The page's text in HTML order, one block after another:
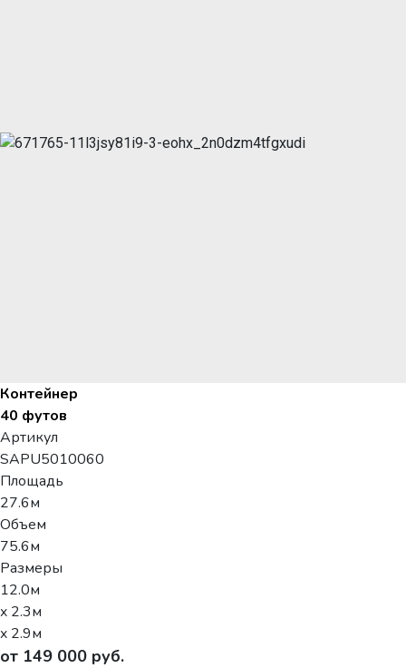
Контейнер
40 футов
Артикул
SAPU5010060
Площадь
27.6м
Объем
75.6м
Размеры
12.0м
x 2.3м
x 2.9м
от 149 000 руб.